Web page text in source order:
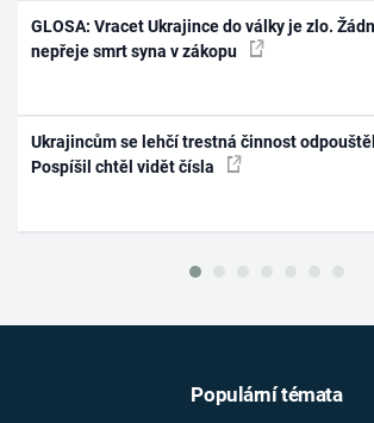
GLOSA: Vracet Ukrajince do války je zlo.
nepřeje smrt syna v zákopu
Ukrajincům se lehčí trestná činnost
Pospíšil chtěl vidět čísla
Populární témata